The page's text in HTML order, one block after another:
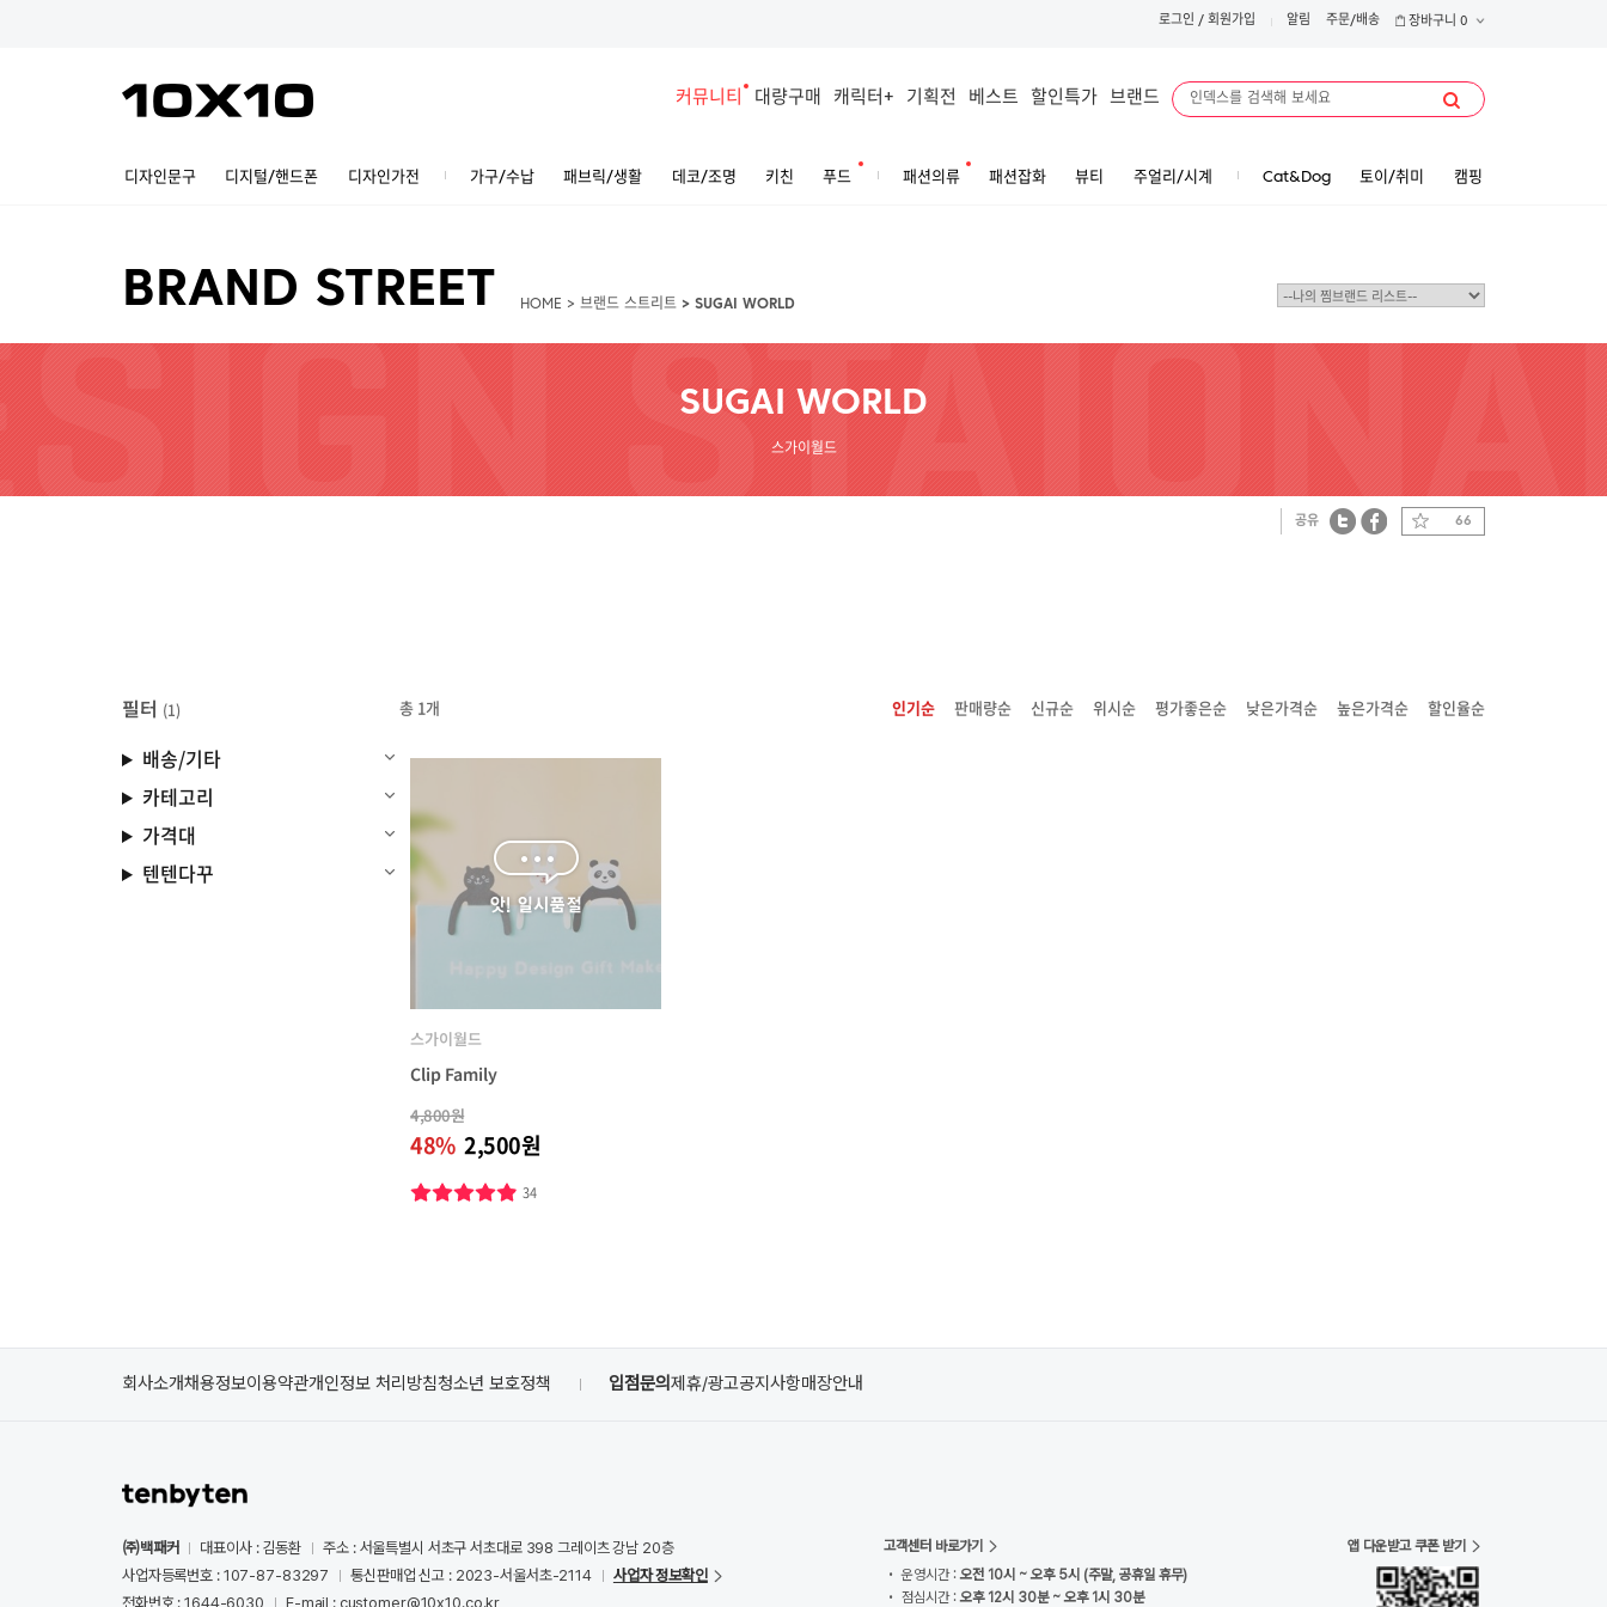
로그인 / 회원가입 알림 주문/배송 장바구니 0
커뮤니티 대량구매 캐릭터+ 기획전 베스트 할인특가 브랜드
디자인문구 디지털/핸드폰 디자인가전 가구/수납 패브릭/생활 데코/조명 키친 푸드 패션의류 패션잡화 뷰티 주얼리/시계 Cat&Dog 토이/취미 캠핑
BRAND STREET HOME > 브랜드 스트리트 > SUGAI WORLD
SUGAI WORLD
스가이월드
공유 66
필터 (1)
배송/기타
카테고리
가격대
텐텐다꾸
총 1개 인기순 판매량순 신규순 위시순 평가좋은순 낮은가격순 높은가격순 할인율순
스가이월드
Clip Family
4,800원
48% 2,500원
34
회사소개채용정보이용약관개인정보 처리방침청소년 보호정책 입점문의제휴/광고공지사항매장안내
㈜백패커 대표이사 : 김동환
주소 : 서울특별시 서초구 서초대로 398 그레이츠 강남 20층
사업자등록번호 : 107-87-83297
통신판매업 신고 : 2023-서울서초-2114
사업자 정보확인
전화번호 : 1644-6030
E-mail : customer@10x10.co.kr
고객센터 바로가기
• 운영시간 :오전 10시 ~ 오후 5시 (주말, 공휴일 휴무)
• 점심시간 :오후 12시 30분 ~ 오후 1시 30분
앱 다운받고 쿠폰 받기